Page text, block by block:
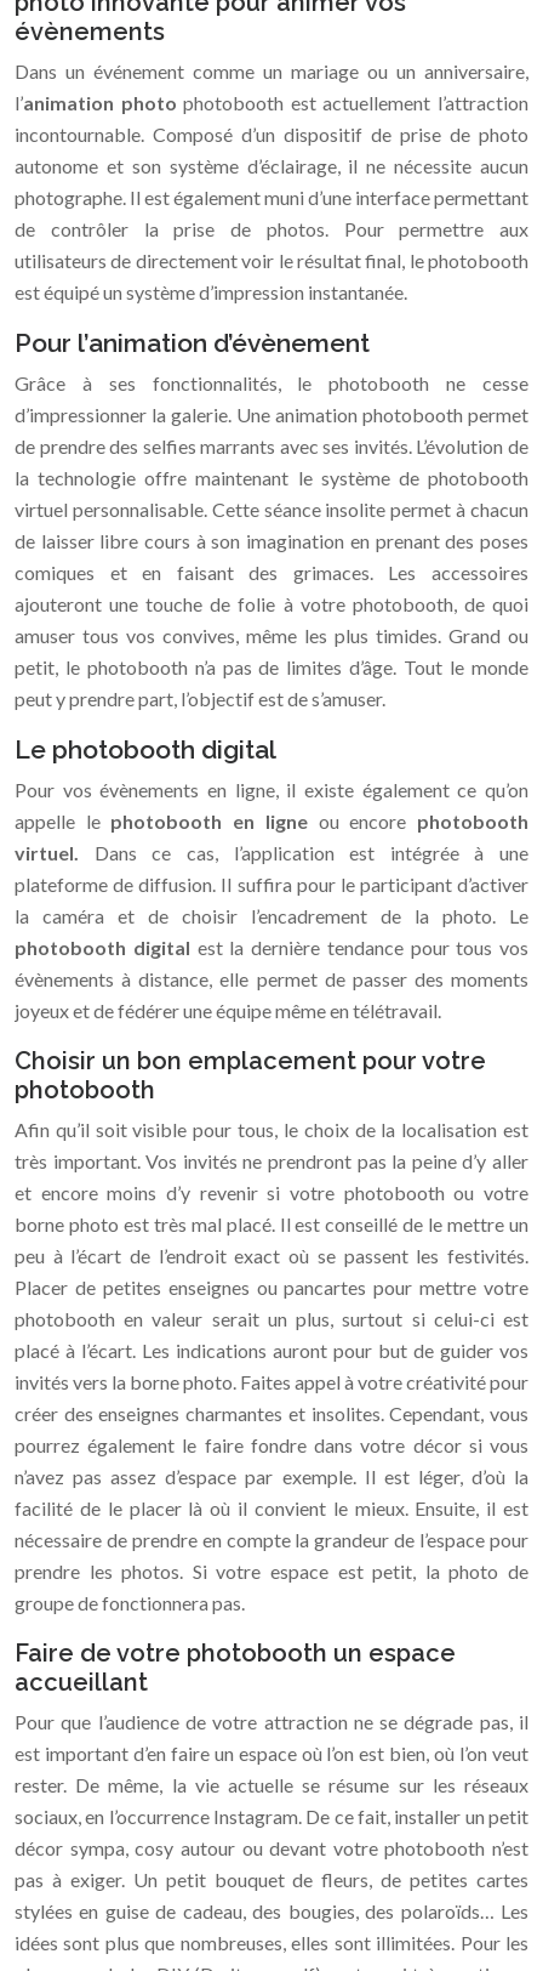
évènements
Dans un événement comme un mariage ou un anniversaire,
l’animation photophotobooth est actuellement l’attraction
incontournable. Composé d’un dispositif de prise de photo
autonome et son système d’éclairage, il ne nécessite aucun
photographe. Il est également muni d’une interface permettant
de contrôler la prise de photos. Pour permettre aux
utilisateurs de directement voir le résultat final, le photobooth
est équipé un système d’impression instantanée.
Pour l’animation d’évènement
Grâce à ses fonctionnalités, le photobooth ne cesse
d’impressionner la galerie. Une animation photobooth permet
de prendre des selfies marrants avec ses invités. L’évolution de
la technologie offre maintenant le système de photobooth
virtuel personnalisable. Cette séance insolite permet à chacun
de laisser libre cours à son imagination en prenant des poses
comiques et en faisant des grimaces. Les accessoires
ajouteront une touche de folie à votre photobooth, de quoi
amuser tous vos convives, même les plus timides. Grand ou
petit, le photobooth n’a pas de limites d’âge. Tout le monde
peut y prendre part, l’objectif est de s’amuser.
Le photobooth digital
Pour vos évènements en ligne, il existe également ce qu’on
appelle le photobooth en ligneou encore photobooth
virtuel. Dans ce cas, l’application est intégrée à une
plateforme de diffusion. Il suffira pour le participant d’activer
la caméra et de choisir l’encadrement de la photo. Le
photobooth digital est la dernière tendance pour tous vos
évènements à distance, elle permet de passer des moments
joyeux et de fédérer une équipe même en télétravail.
Choisir un bon emplacement pour votre
photobooth
Afin qu’il soit visible pour tous, le choix de la localisation est
très important. Vos invités ne prendront pas la peine d’y aller
et encore moins d’y revenir si votre photobooth ou votre
borne photo est très mal placé. Il est conseillé de le mettre un
peu à l’écart de l’endroit exact où se passent les festivités.
Placer de petites enseignes ou pancartes pour mettre votre
photobooth en valeur serait un plus, surtout si celui-ci est
placé à l’écart. Les indications auront pour but de guider vos
invités vers la borne photo. Faites appel à votre créativité pour
créer des enseignes charmantes et insolites. Cependant, vous
pourrez également le faire fondre dans votre décor si vous
n’avez pas assez d’espace par exemple. Il est léger, d’où la
facilité de le placer là où il convient le mieux. Ensuite, il est
nécessaire de prendre en compte la grandeur de l’espace pour
prendre les photos. Si votre espace est petit, la photo de
groupe de fonctionnera pas.
Faire de votre photobooth un espace
accueillant
Pour que l’audience de votre attraction ne se dégrade pas, il
est important d’en faire un espace où l’on est bien, où l’on veut
rester. De même, la vie actuelle se résume sur les réseaux
sociaux, en l’occurrence Instagram. De ce fait, installer un petit
décor sympa, cosy autour ou devant votre photobooth n’est
pas à exiger. Un petit bouquet de fleurs, de petites cartes
stylées en guise de cadeau, des bougies, des polaroïds… Les
idées sont plus que nombreuses, elles sont illimitées. Pour les